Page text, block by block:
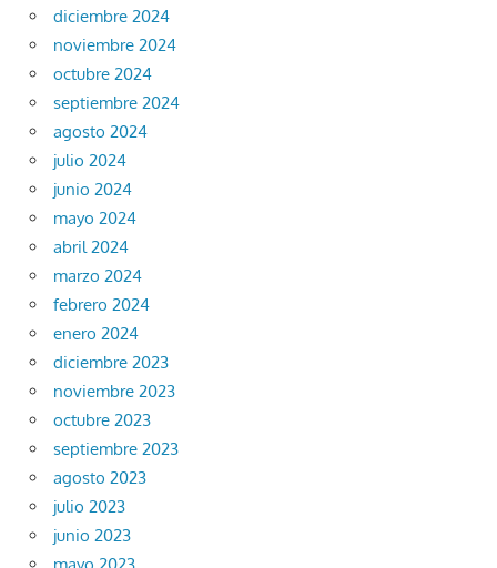
diciembre 2024
noviembre 2024
octubre 2024
septiembre 2024
agosto 2024
julio 2024
junio 2024
mayo 2024
abril 2024
marzo 2024
febrero 2024
enero 2024
diciembre 2023
noviembre 2023
octubre 2023
septiembre 2023
agosto 2023
julio 2023
junio 2023